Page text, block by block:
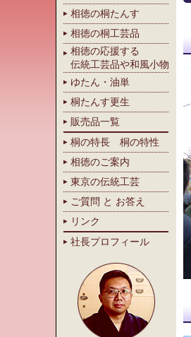
相徳の桐たんす
相徳の桐工芸品
相徳の応援する
伝統工芸品や和風小物
ゆたん・油単
桐たんす更生
販売品一覧
桐の特長 桐の特性
相徳のご案内
東京の伝統工芸
ご質問 と お答え
リンク
社長プロフィール